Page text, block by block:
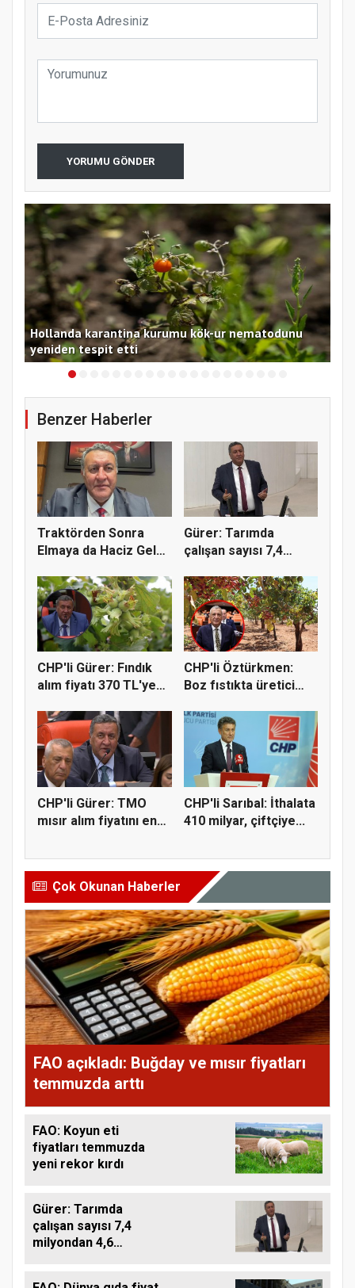
YORUMU GÖNDER
Hollanda karantina kurumu kök-ur nematodunu
yeniden tespit etti
Benzer Haberler
Traktörden Sonra
Elmaya da Haciz Geldi!
Gürer: Tarımda
çalışan sayısı 7,4
CHP'li Gürer: Fındık
alım fiyatı 370 TL'ye
CHP'li Öztürkmen:
Boz fıstıkta üretici
CHP'li Gürer: TMO
mısır alım fiyatını en
CHP'li Sarıbal: İthalata
410 milyar, çiftçiye...
Çok Okunan Haberler
FAO açıkladı: Buğday ve mısır fiyatları
temmuzda arttı
FAO: Koyun eti
fiyatları temmuzda
yeni rekor kırdı
Gürer: Tarımda
çalışan sayısı 7,4
milyondan 4,6